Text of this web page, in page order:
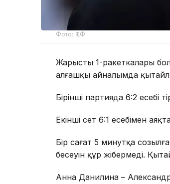
Фото: ҚТФ
Жарыстың 1-ракеткалары
алғашқы айналымда
Бірінші партияда 6:2 есебі
Екінші сет 6:1 есебімен
Бір сағат 5 минутқа
бесеуін құр жібермеді.
Анна Данилина –